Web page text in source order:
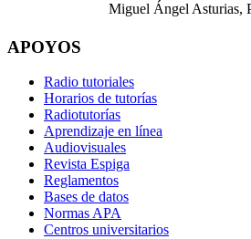
Miguel Ángel Asturias,
APOYOS
Radio tutoriales
Horarios de tutorías
Radiotutorías
Aprendizaje en línea
Audiovisuales
Revista Espiga
Reglamentos
Bases de datos
Normas APA
Centros universitarios